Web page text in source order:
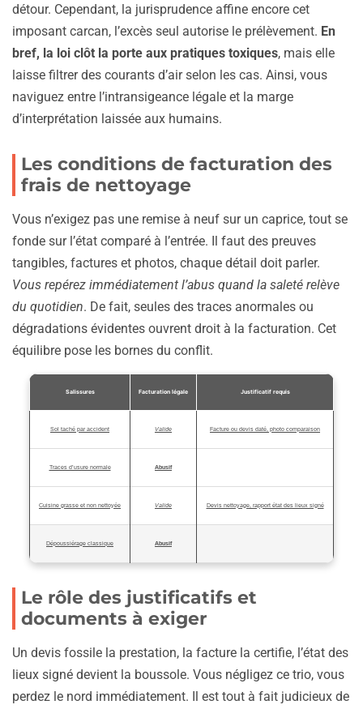
détour. Cependant, la jurisprudence affine encore cet
imposant carcan, l’excès seul autorise le prélèvement. En
bref, la loi clôt la porte aux pratiques toxiques, mais elle
laisse filtrer des courants d’air selon les cas. Ainsi, vous
naviguez entre l’intransigeance légale et la marge
d’interprétation laissée aux humains.
Les conditions de facturation des
frais de nettoyage
Vous n’exigez pas une remise à neuf sur un caprice, tout se
fonde sur l’état comparé à l’entrée. Il faut des preuves
tangibles, factures et photos, chaque détail doit parler.
Vous repérez immédiatement l’abus quand la saleté relève
du quotidien. De fait, seules des traces anormales ou
dégradations évidentes ouvrent droit à la facturation. Cet
équilibre pose les bornes du conflit.
Salissures Facturation légale Justificatif requis
Sol taché par accident Valide Facture ou devis daté, photo comparaison
Traces d’usure normale Abusif
Cuisine grasse et non nettoyée Valide Devis nettoyage, rapport état des lieux signé
Dépoussiérage classique Abusif
Le rôle des justificatifs et
documents à exiger
Un devis fossile la prestation, la facture la certifie, l’état des
lieux signé devient la boussole. Vous négligez ce trio, vous
perdez le nord immédiatement. Il est tout à fait judicieux de